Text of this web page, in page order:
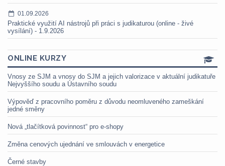
01.09.2026
Praktické využití AI nástrojů při práci s judikaturou (online - živé
vysílání) - 1.9.2026
ONLINE KURZY
Vnosy ze SJM a vnosy do SJM a jejich valorizace v aktuální judikatuře
Nejvyššího soudu a Ústavního soudu
Výpověď z pracovního poměru z důvodu neomluveného zameškání
jedné směny
Nová „tlačítková povinnost“ pro e-shopy
Změna cenových ujednání ve smlouvách v energetice
Černé stavby